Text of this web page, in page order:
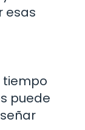
esas
tiempo
puede